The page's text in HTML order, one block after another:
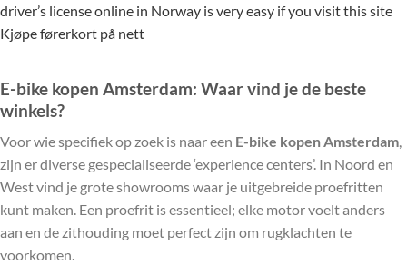
driver’s license online in Norway is very easy if you visit this site
Kjøpe førerkort på nett
E-bike kopen Amsterdam: Waar vind je de beste
winkels?
Voor wie specifiek op zoek is naar een E-bike kopen Amsterdam,
zijn er diverse gespecialiseerde ‘experience centers’. In Noord en
West vind je grote showrooms waar je uitgebreide proefritten
kunt maken. Een proefrit is essentieel; elke motor voelt anders
aan en de zithouding moet perfect zijn om rugklachten te
voorkomen.